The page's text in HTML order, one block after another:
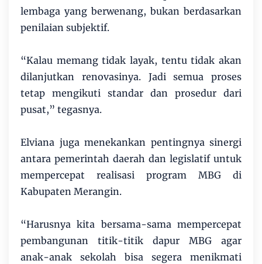
lembaga yang berwenang, bukan berdasarkan
penilaian subjektif.
“Kalau memang tidak layak, tentu tidak akan
dilanjutkan renovasinya. Jadi semua proses
tetap mengikuti standar dan prosedur dari
pusat,” tegasnya.
Elviana juga menekankan pentingnya sinergi
antara pemerintah daerah dan legislatif untuk
mempercepat realisasi program MBG di
Kabupaten Merangin.
“Harusnya kita bersama-sama mempercepat
pembangunan titik-titik dapur MBG agar
anak-anak sekolah bisa segera menikmati